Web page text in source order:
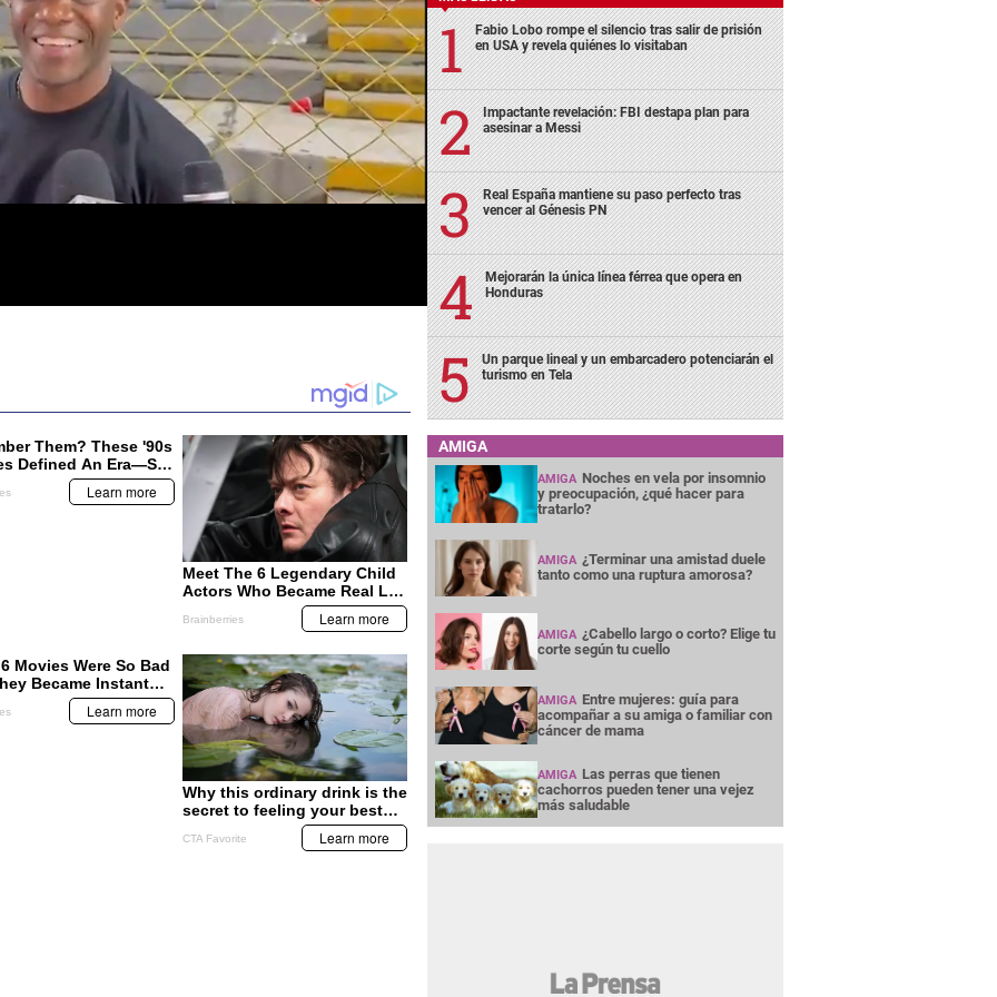
Fabio Lobo rompe el silencio tras salir de prisión
en USA y revela quiénes lo visitaban
Impactante revelación: FBI destapa plan para
asesinar a Messi
Real España mantiene su paso perfecto tras
vencer al Génesis PN
Mejorarán la única línea férrea que opera en
Honduras
Un parque lineal y un embarcadero potenciarán el
turismo en Tela
AMIGA
AMIGA Noches en vela por insomnio
y preocupación, ¿qué hacer para
tratarlo?
AMIGA ¿Terminar una amistad duele
tanto como una ruptura amorosa?
AMIGA ¿Cabello largo o corto? Elige tu
corte según tu cuello
AMIGA Entre mujeres: guía para
acompañar a su amiga o familiar con
cáncer de mama
AMIGA Las perras que tienen
cachorros pueden tener una vejez
más saludable